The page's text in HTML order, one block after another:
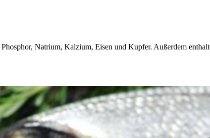
Natrium, Kalzium, Eisen und Kupfer. Außerdem